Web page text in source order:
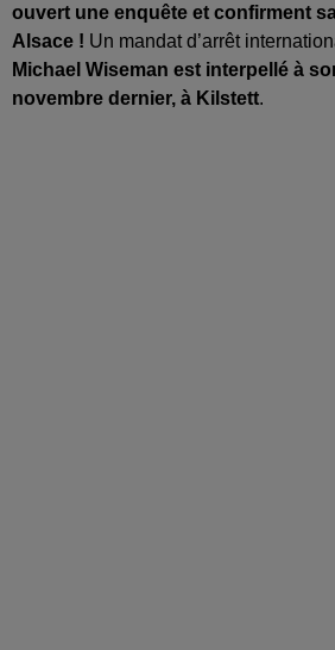
ouvert une enquête et confirment
Alsace ! Un mandat d’arrêt
Michael Wiseman est interpellé à
novembre dernier, à Kilstett.